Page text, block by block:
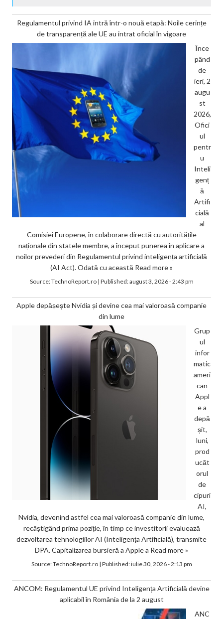
Regulamentul privind IA intră într-o nouă etapă: Noile cerințe
de transparență ale UE au intrat oficial în vigoare
Înce
pând
de
ieri, 2
augu
st
2026,
Ofici
ul
pentr
u
Inteli
genț
ă
Artifi
cială
al
Comisiei Europene, în colaborare directă cu autoritățile
naționale din statele membre, a început punerea în aplicare a
noilor prevederi din Regulamentul privind inteligența artificială
(AI Act). Odată cu această Read more »
Source:TechnoReport.ro| Published:august 3, 2026 - 2:43 pm
Apple depășește Nvidia și devine cea mai valoroasă companie
din lume
Grup
ul
infor
matic
ameri
can
Appl
e a
depă
șit,
luni,
prod
ucăt
orul
de
cipuri
AI,
Nvidia, devenind astfel cea mai valoroasă companie din lume,
recâștigând prima poziție, în timp ce investitorii evaluează
dezvoltarea tehnologiilor AI (Inteligența Artificială), transmite
DPA. Capitalizarea bursieră a Apple a Read more »
Source:TechnoReport.ro| Published:iulie 30, 2026 - 2:13 pm
ANCOM: Regulamentul UE privind Inteligența Artificială devine
aplicabil în România de la 2 august
ANC